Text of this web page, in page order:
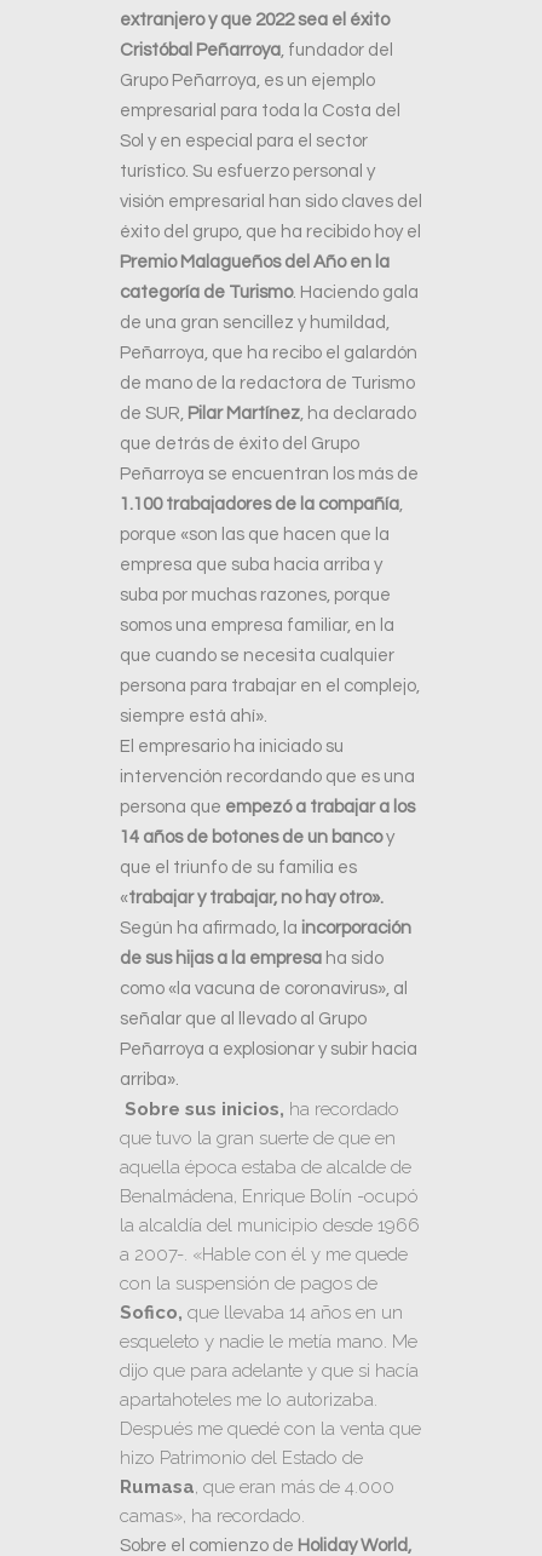
extranjero y que 2022 sea el éxito
Cristóbal Peñarroya , fundador del
Grupo Peñarroya, es un ejemplo
empresarial para toda la Costa del
Sol y en especial para el sector
turístico. Su esfuerzo personal y
visión empresarial han sido claves del
éxito del grupo, que ha recibido hoy el
Premio Malagueños del Año en la
categoría de Turismo. Haciendo gala
de una gran sencillez y humildad,
Peñarroya, que ha recibo el galardón
de mano de la redactora de Turismo
de SUR, Pilar Martínez , ha declarado
que detrás de éxito del Grupo
Peñarroya se encuentran los más de
1.100 trabajadores de la compañía
porque «son las que hacen que la
empresa que suba hacia arriba y
suba por muchas razones, porque
somos una empresa familiar, en la
que cuando se necesita cualquier
persona para trabajar en el complejo,
siempre está ahí».
El empresario ha iniciado su
intervención recordando que es una
persona que empezó a trabajar a los
14 años de botones de un bancoy
que el triunfo de su familia es
«trabajar y trabajar, no hay otro».
Según ha afirmado, la incorporación
de sus hijas a la empresa ha sido
como «la vacuna de coronavirus», al
señalar que al llevado al Grupo
Peñarroya a explosionar y subir hacia
arriba».
Sobre sus inicios, ha recordado
que tuvo la gran suerte de que en
aquella época estaba de alcalde de
Benalmádena, Enrique Bolín -ocupó
la alcaldía del municipio desde 1966
a 2007-. «Hable con él y me quede
con la suspensión de pagos de
Sofico, que llevaba 14 años en un
esqueleto y nadie le metía mano. Me
dijo que para adelante y que si hacía
apartahoteles me lo autorizaba.
Después me quedé con la venta que
hizo Patrimonio del Estado de
Rumasa, que eran más de 4.000
camas», ha recordado.
Sobre el comienzo de Holiday World,